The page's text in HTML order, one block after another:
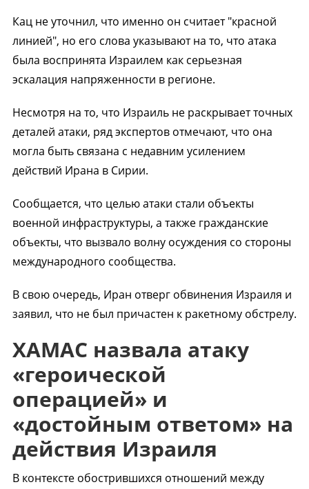
Кац не уточнил, что именно он считает "красной
линией", но его слова указывают на то, что атака
была воспринята Израилем как серьезная
эскалация напряженности в регионе.
Несмотря на то, что Израиль не раскрывает точных
деталей атаки, ряд экспертов отмечают, что она
могла быть связана с недавним усилением
действий Ирана в Сирии.
Сообщается, что целью атаки стали объекты
военной инфраструктуры, а также гражданские
объекты, что вызвало волну осуждения со стороны
международного сообщества.
В свою очередь, Иран отверг обвинения Израиля и
заявил, что не был причастен к ракетному обстрелу.
ХАМАС назвала атаку
«героической
операцией» и
«достойным ответом» на
действия Израиля
В контексте обострившихся отношений между